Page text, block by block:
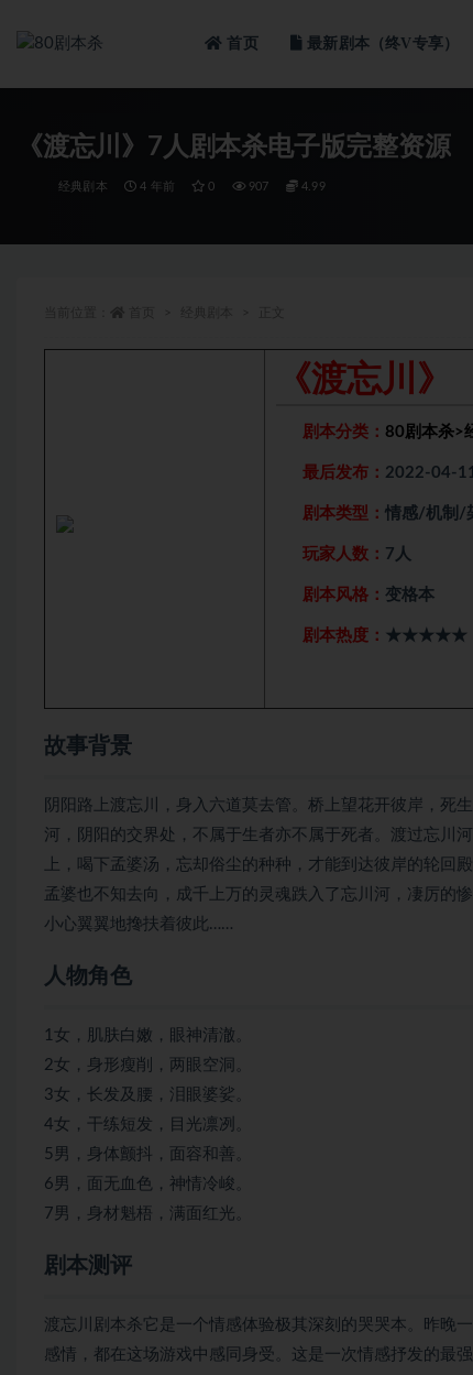
首页 最新剧本（终V专享）
《渡忘川》7人剧本杀电子版完整资源
经典剧本 4 年前 0 907 4.99
《渡忘川》
剧本分类： 80剧本杀>
最后发布： 2022-04-
剧本类型： 情感/机制/
玩家人数： 7人
剧本风格： 变格本
剧本热度： ★★★★★
故事背景
阴阳路上渡忘川，身入六道莫去管。桥上望花开彼岸，死
河，阴阳的交界处，不属于生者亦不属于死者。渡过忘川
上，喝下孟婆汤，忘却俗尘的种种，才能到达彼岸的轮回
孟婆也不知去向，成千上万的灵魂跌入了忘川河，凄厉的
小心翼翼地搀扶着彼此……
人物角色
1女，肌肤白嫩，眼神清澈。
2女，身形瘦削，两眼空洞。
3女，长发及腰，泪眼婆娑。
4女，干练短发，目光凛冽。
5男，身体颤抖，面容和善。
6男，面无血色，神情冷峻。
7男，身材魁梧，满面红光。
剧本测评
渡忘川 剧本杀 它是一个情感体验极其深刻的哭哭本。昨晚
感情，都在这场游戏中感同身受。这是一次情感抒发的最